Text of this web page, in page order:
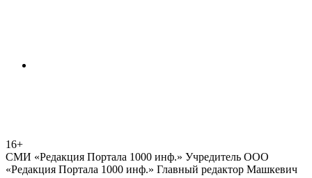
16+
СМИ «Редакция Портала 1000 инф.» Учредитель ООО
«Редакция Портала 1000 инф.» Главный редактор Машкевич